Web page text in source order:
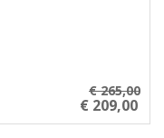
€ 265,00
€ 209,00